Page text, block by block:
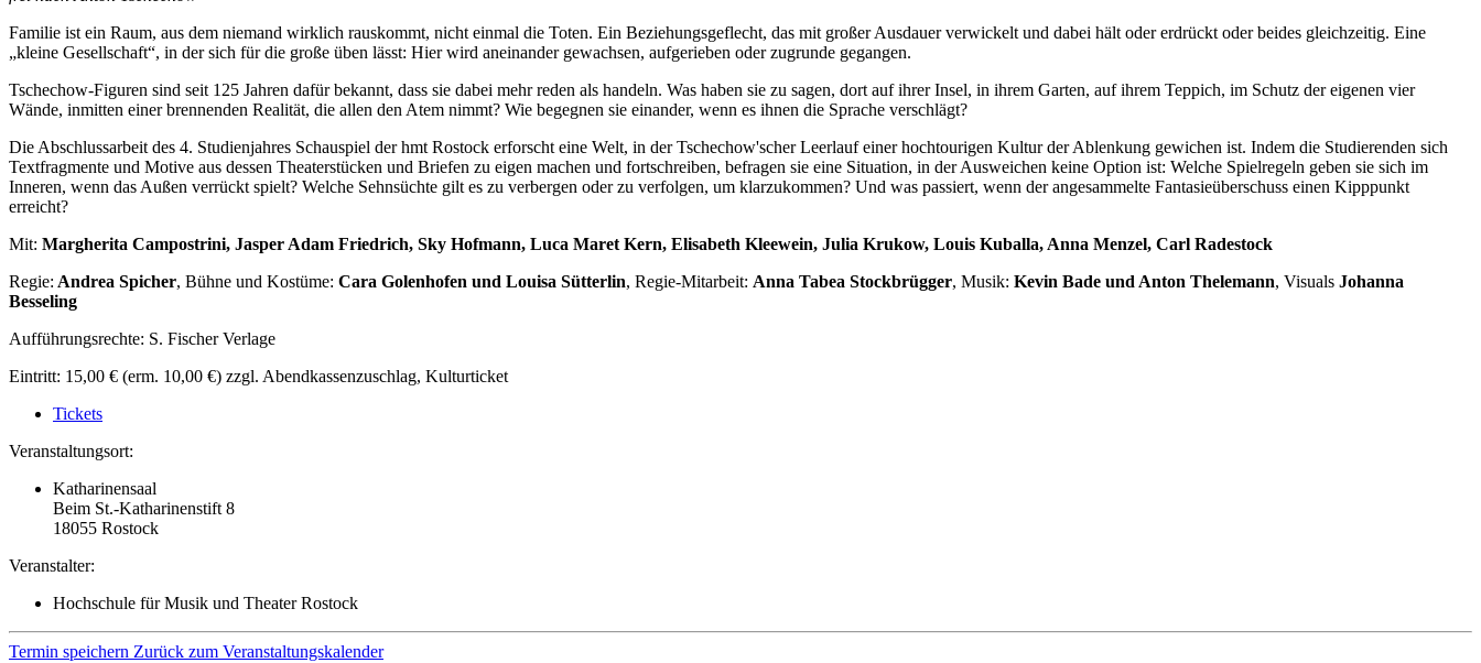
Familie ist ein Raum, aus dem niemand wirklich rauskommt, nicht einmal die Toten. Ein Beziehungsgeflecht, das mit großer Ausdauer verwickelt und dabei hält oder erdrückt oder beides gleichzeitig. Eine
„kleine Gesellschaft“, in der sich für die große üben lässt: Hier wird aneinander gewachsen, aufgerieben oder zugrunde gegangen.
Tschechow-Figuren sind seit 125 Jahren dafür bekannt, dass sie dabei mehr reden als handeln. Was haben sie zu sagen, dort auf ihrer Insel, in ihrem Garten, auf ihrem Teppich, im Schutz der eigenen vier
Wände, inmitten einer brennenden Realität, die allen den Atem nimmt? Wie begegnen sie einander, wenn es ihnen die Sprache verschlägt?
Die Abschlussarbeit des 4. Studienjahres Schauspiel der hmt Rostock erforscht eine Welt, in der Tschechow'scher Leerlauf einer hochtourigen Kultur der Ablenkung gewichen ist. Indem die Studierenden sich
Textfragmente und Motive aus dessen Theaterstücken und Briefen zu eigen machen und fortschreiben, befragen sie eine Situation, in der Ausweichen keine Option ist: Welche Spielregeln geben sie sich im
Inneren, wenn das Außen verrückt spielt? Welche Sehnsüchte gilt es zu verbergen oder zu verfolgen, um klarzukommen? Und was passiert, wenn der angesammelte Fantasieüberschuss einen Kipppunkt
erreicht?
Mit: Margherita Campostrini, Jasper Adam Friedrich, Sky Hofmann, Luca Maret Kern, Elisabeth Kleewein, Julia Krukow, Louis Kuballa, Anna Menzel, Carl Radestock
Regie: Andrea Spicher, Bühne und Kostüme: Cara Golenhofen und Louisa Sütterlin, Regie-Mitarbeit: Anna Tabea Stockbrügger, Musik: Kevin Bade und Anton Thelemann, Visuals Johanna
Besseling
Aufführungsrechte: S. Fischer Verlage
Eintritt: 15,00 € (erm. 10,00 €) zzgl. Abendkassenzuschlag, Kulturticket
Tickets
Veranstaltungsort:
Katharinensaal
Beim St.-Katharinenstift 8
18055 Rostock
Veranstalter:
Hochschule für Musik und Theater Rostock
Termin speichern Zurück zum Veranstaltungskalender